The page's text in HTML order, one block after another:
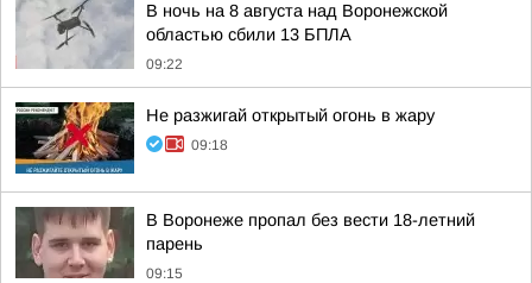
В ночь на 8 августа над Воронежской
областью сбили 13 БПЛА
09:22
Не разжигай открытый огонь в жару
09:18
В Воронеже пропал без вести 18-летний
парень
09:15